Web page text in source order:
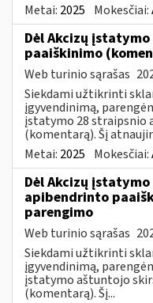
Metai: 2025 Mokesčiai:
Dėl Akcizų
paaiškinimo
Web turinio sąrašas
Siekdami užtikrinti
įgyvendinimą,
įstatymo 28 straipsnio
(komentarą). Šį
Metai: 2025 Mokesčiai:
Dėl Akcizų
apibendrinto
parengimo
Web turinio sąrašas
Siekdami užtikrinti
įgyvendinimą,
įstatymo aštuntojo
(komentarą). Šį...